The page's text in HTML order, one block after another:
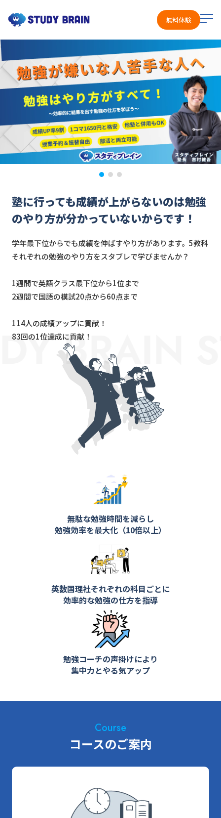
無料体験
メ
ュ
を
開
く
塾に行っても成績が上がらないのは勉強
のやり方が分かっていないからです！
学年最下位からでも成績を伸ばすやり方があります。5教科
それぞれの勉強のやり方をスタブレで学びませんか？
1週間で英語クラス最下位から1位まで
2週間で国語の模試20点から60点まで
114人の成績アップに貢献！
83回の1位達成に貢献！
無駄な勉強時間を減らし
勉強効率を最大化（10倍以上）
英数国理社それぞれの科目ごとに
効率的な勉強の仕方を指導
勉強コーチの声掛けにより
集中力とやる気アップ
BRAIN
Course
コースのご案内